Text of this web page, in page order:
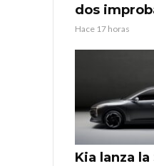
dos
Hace 17 horas
Kia lanza